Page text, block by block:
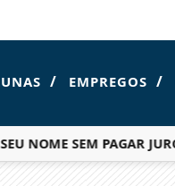
/ EMPREGOS /
NOME SEM PAGAR